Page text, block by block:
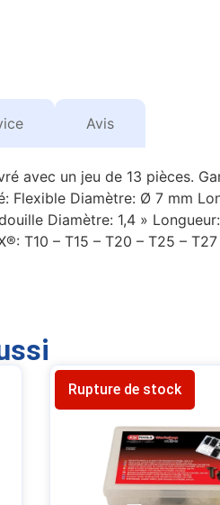
Avis
avec un jeu de 13 pièces.
Flexible Diamètre: Ø 7 mm
Diamètre: 1,4 »
T10 – T15 – T20 – T25 –
Rupture de stock